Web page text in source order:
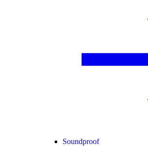
Soundproof